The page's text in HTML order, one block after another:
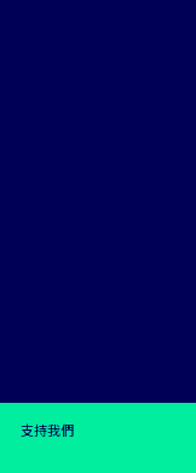
支持我們